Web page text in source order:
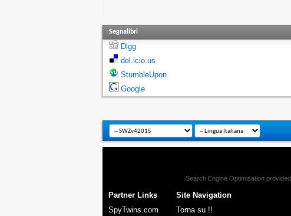
Segnalibri
Digg
del.icio.us
StumbleUpon
Google
Search Engine Optimisation
Partner Links
SpyTwins.com
Site Navigation
Torna su !!